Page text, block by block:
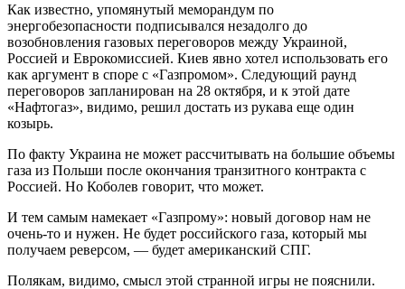
Как известно, упомянутый меморандум по
энергобезопасности подписывался незадолго до
возобновления газовых переговоров между Украиной,
Россией и Еврокомиссией. Киев явно хотел использовать его
как аргумент в споре с «Газпромом». Следующий раунд
переговоров запланирован на 28 октября, и к этой дате
«Нафтогаз», видимо, решил достать из рукава еще один
козырь.
По факту Украина не может рассчитывать на большие объемы
газа из Польши после окончания транзитного контракта с
Россией. Но Коболев говорит, что может.
И тем самым намекает «Газпрому»: новый договор нам не
очень-то и нужен. Не будет российского газа, который мы
получаем реверсом, — будет американский СПГ.
Полякам, видимо, смысл этой странной игры не пояснили.